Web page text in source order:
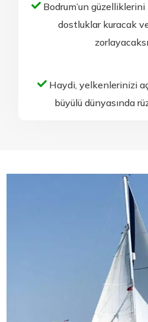
Bodrum’un
dostluklar kuracak ve
Haydi, yelkenlerinizi
büyülü dünyasında